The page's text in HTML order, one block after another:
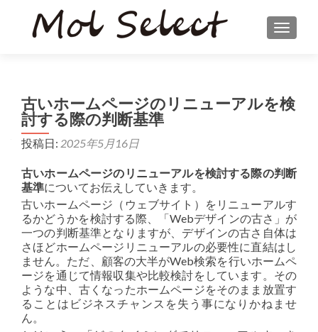
ナビゲ
古いホームページのリニューアルを検
討する際の判断基準
投稿日: 2025年5月16日
古いホームページのリニューアルを検討する際の判断
基準についてお伝えしていきます。
古いホームページ（ウェブサイト）をリニューアルす
るかどうかを検討する際、「Webデザインの古さ」が
一つの判断基準となりますが、デザインの古さ自体は
さほどホームページリニューアルの必要性に直結はし
ません。ただ、顧客の大半がWeb検索を行いホームペ
ージを通じて情報収集や比較検討をしています。その
ような中、古くなったホームページをそのまま放置す
ることはビジネスチャンスを失う事になりかねませ
ん。